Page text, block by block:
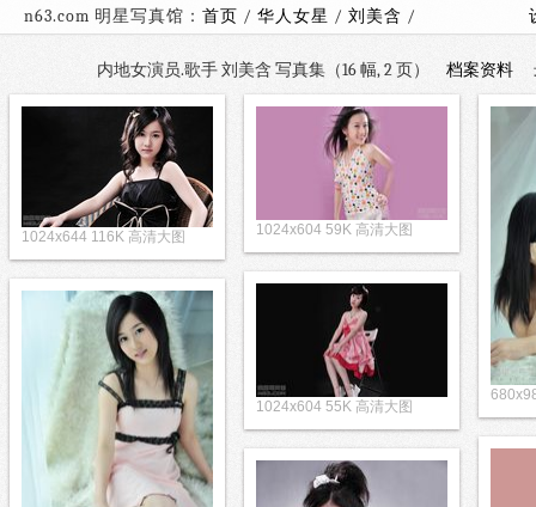
n63.com 明星写真馆： 首页 / 华人女星 / 刘美含 /
内地女演员.歌手 刘美含 写真集（16 幅, 2 页） 档案资料
1024x644 116K 高清大图 1024x604 59K 高清大图
1024x604 55K 高清大图